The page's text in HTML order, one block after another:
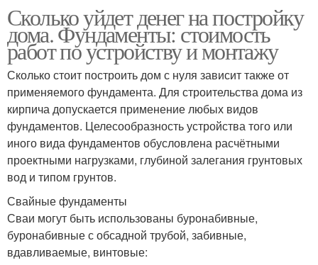
Сколько уйдет денег на постройку
дома. Фундаменты: стоимость
работ по устройству и монтажу
Сколько стоит построить дом с нуля зависит также от
применяемого фундамента. Для строительства дома из
кирпича допускается применение любых видов
фундаментов. Целесообразность устройства того или
иного вида фундаментов обусловлена расчётными
проектными нагрузками, глубиной залегания грунтовых
вод и типом грунтов.
Свайные фундаменты
Сваи могут быть использованы буронабивные,
буронабивные с обсадной трубой, забивные,
вдавливаемые, винтовые: